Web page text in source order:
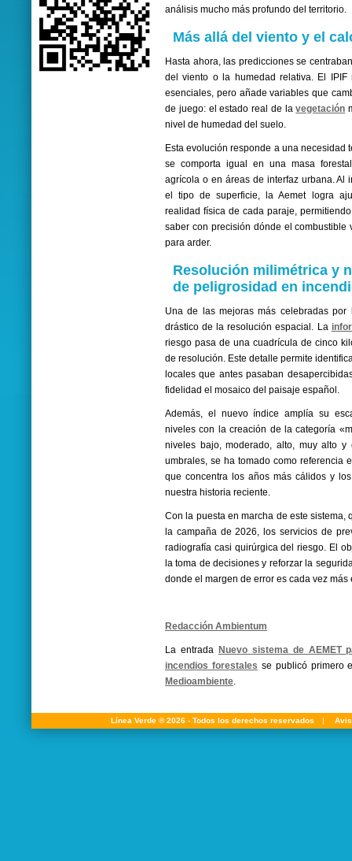
análisis mucho más profundo del territorio.
Más allá del viento y el
Hasta ahora, las predicciones se
del viento o la humedad relativa. El IPIF
esenciales, pero añade variables que
de juego: el estado real de lavegetación
nivel de humedad del suelo.
Esta evolución responde a una necesidad
se comporta igual en una masa
agrícola o en áreas de interfaz urbana. Al
el tipo de superficie, la Aemet logra
realidad física de cada paraje,
saber con precisión dónde el combustible
para arder.
Resolución milimétrica y
de peligrosidad en
Una de las mejoras más celebradas por
drástico de la resolución espacial. La
riesgo pasa de una cuadrícula de cinco
de resolución. Este detalle permite
locales que antes pasaban
fidelidad el mosaico del paisaje español.
Además, el nuevo índice amplía su
niveles con la creación de la categoría
niveles bajo, moderado, alto, muy alto y
umbrales, se ha tomado como referencia
que concentra los años más cálidos y
nuestra historia reciente.
Con la puesta en marcha de este sistema,
la campaña de 2026, los servicios de
radiografía casi quirúrgica del riesgo. El
la toma de decisiones y reforzar la
donde el margen de error es cada vez más
Redacción Ambientum
La entrada Nuevo sistema de AEMET
incendios forestales se publicó primero
Medioambiente.
Línea Verde ® 2026 - Todos los derechos reservados |